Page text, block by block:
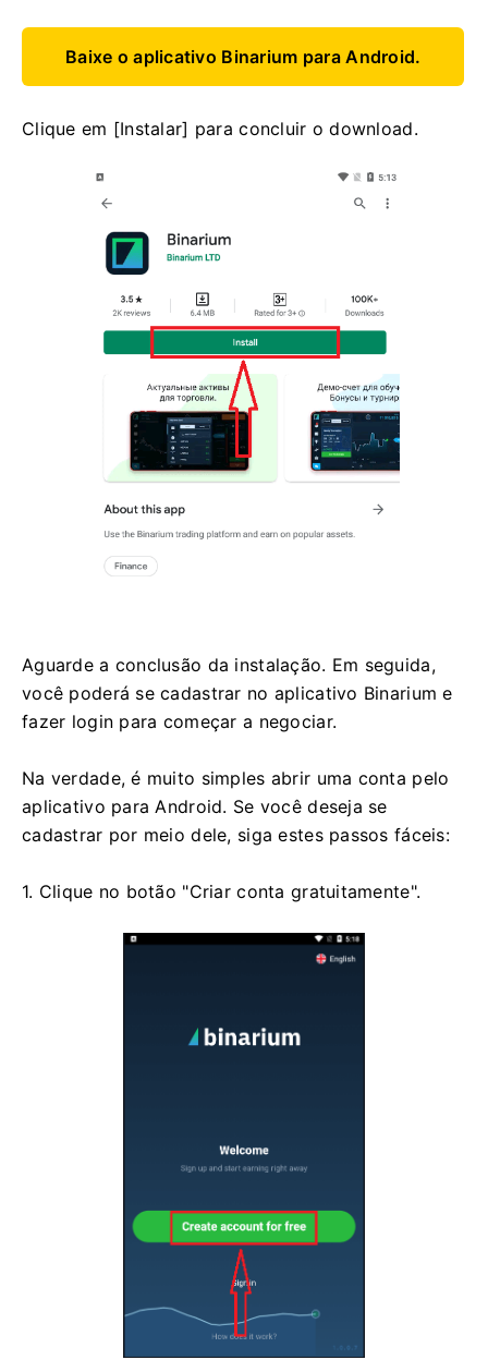
Baixe o aplicativo Binarium para Android.
Clique em [Instalar] para concluir o download.
Aguarde a conclusão da instalação. Em seguida,
você poderá se cadastrar no aplicativo Binarium e
fazer login para começar a negociar.
Na verdade, é muito simples abrir uma conta pelo
aplicativo para Android. Se você deseja se
cadastrar por meio dele, siga estes passos fáceis:
1. Clique no botão "Criar conta gratuitamente".